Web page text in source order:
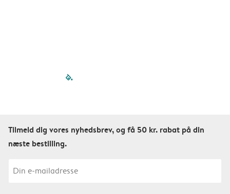
filled-pagination
Tilmeld dig vores nyhedsbrev, og få 50 kr. rabat på din
næste bestilling.